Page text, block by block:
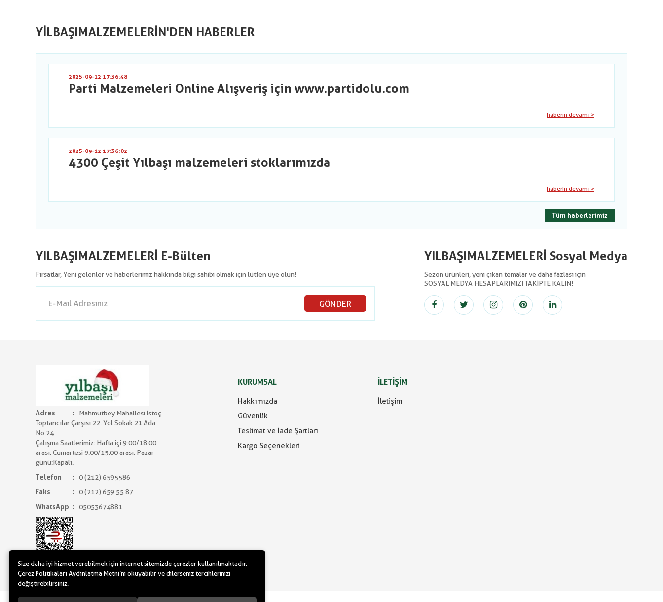
YILBAŞIMALZEMELERIN'DEN HABERLER
2025-09-12 17:36:48
Parti Malzemeleri Online Alışveriş için www.partidolu.com
haberin devamı >
2025-09-12 17:36:02
4300 Çeşit Yılbaşı malzemeleri stoklarımızda
haberin devamı >
Tüm haberlerimiz
YILBAŞIMALZEMELERİ E-Bülten
Fırsatlar, Yeni gelenler ve haberlerimiz hakkında bilgi sahibi olmak için lütfen üye olun!
GÖNDER
YILBAŞIMALZEMELERİ Sosyal Medya
Sezon ürünleri, yeni çıkan temalar ve daha fazlası için
SOSYAL MEDYA HESAPLARIMIZI TAKİPTE KALIN!
Adres
Mahmutbey Mahallesi İstoç
Toptancılar Çarşısı 22. Yol Sokak 21.Ada
No:24
Çalışma Saatlerimiz: Hafta içi:9:00/18:00
arası. Cumartesi 9:00/15:00 arası. Pazar
günü:Kapalı.
Telefon
0 (212) 6595586
Faks
0 (212) 659 55 87
WhatsApp
05053674881
KURUMSAL
Hakkımızda
Güvenlik
Teslimat ve İade Şartları
Kargo Seçenekleri
İLETİŞİM
İletişim
Size daha iyi hizmet verebilmek için internet sitemizde çerezler kullanılmaktadır.
Çerez Politikaları Aydınlatma Metni’ni okuyabilir ve dilerseniz tercihlerinizi
değiştirebilirsiniz.